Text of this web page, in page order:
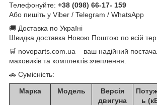
Телефонуйте: +38 (098) 66-17- 159
Або пишіть у Viber / Telegram / WhatsApp
🚚 Доставка по Україні
Швидка доставка Новою Поштою по всій
🛒 novoparts.com.ua – ваш надійний
маховиків та комплектів зчеплення.
🚗 Сумісність:
Марка Модель
Версія
двигуна
ь